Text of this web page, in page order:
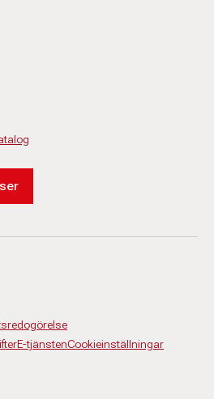
E-tjänstenCookieinställningar